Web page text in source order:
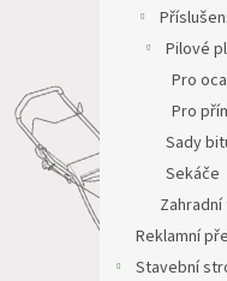
Pilové
Pro
Pro
Sady
Sekáče
Reklamní
Stavební